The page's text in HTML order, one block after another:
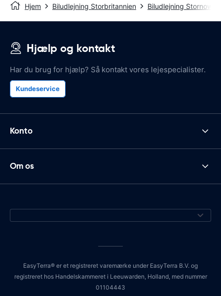
Hjem Biludlejning Storbritannien Biludlejning Stornoway
Hjælp og kontakt
Har du brug for hjælp? Så kontakt vores lejespecialister.
Kundeservice
Konto
Om os
EasyTerra® er et registreret varemærke under EasyTerra B.V. og
registreret hos Handelskammeret i Leeuwarden, Holland, med nummer
01104443